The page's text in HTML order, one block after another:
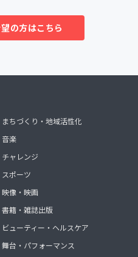
の方はこちら
まちづくり・地域活性化
音楽
チャレンジ
スポーツ
映像・映画
書籍・雑誌出版
ビューティー・ヘルスケア
舞台・パフォーマンス